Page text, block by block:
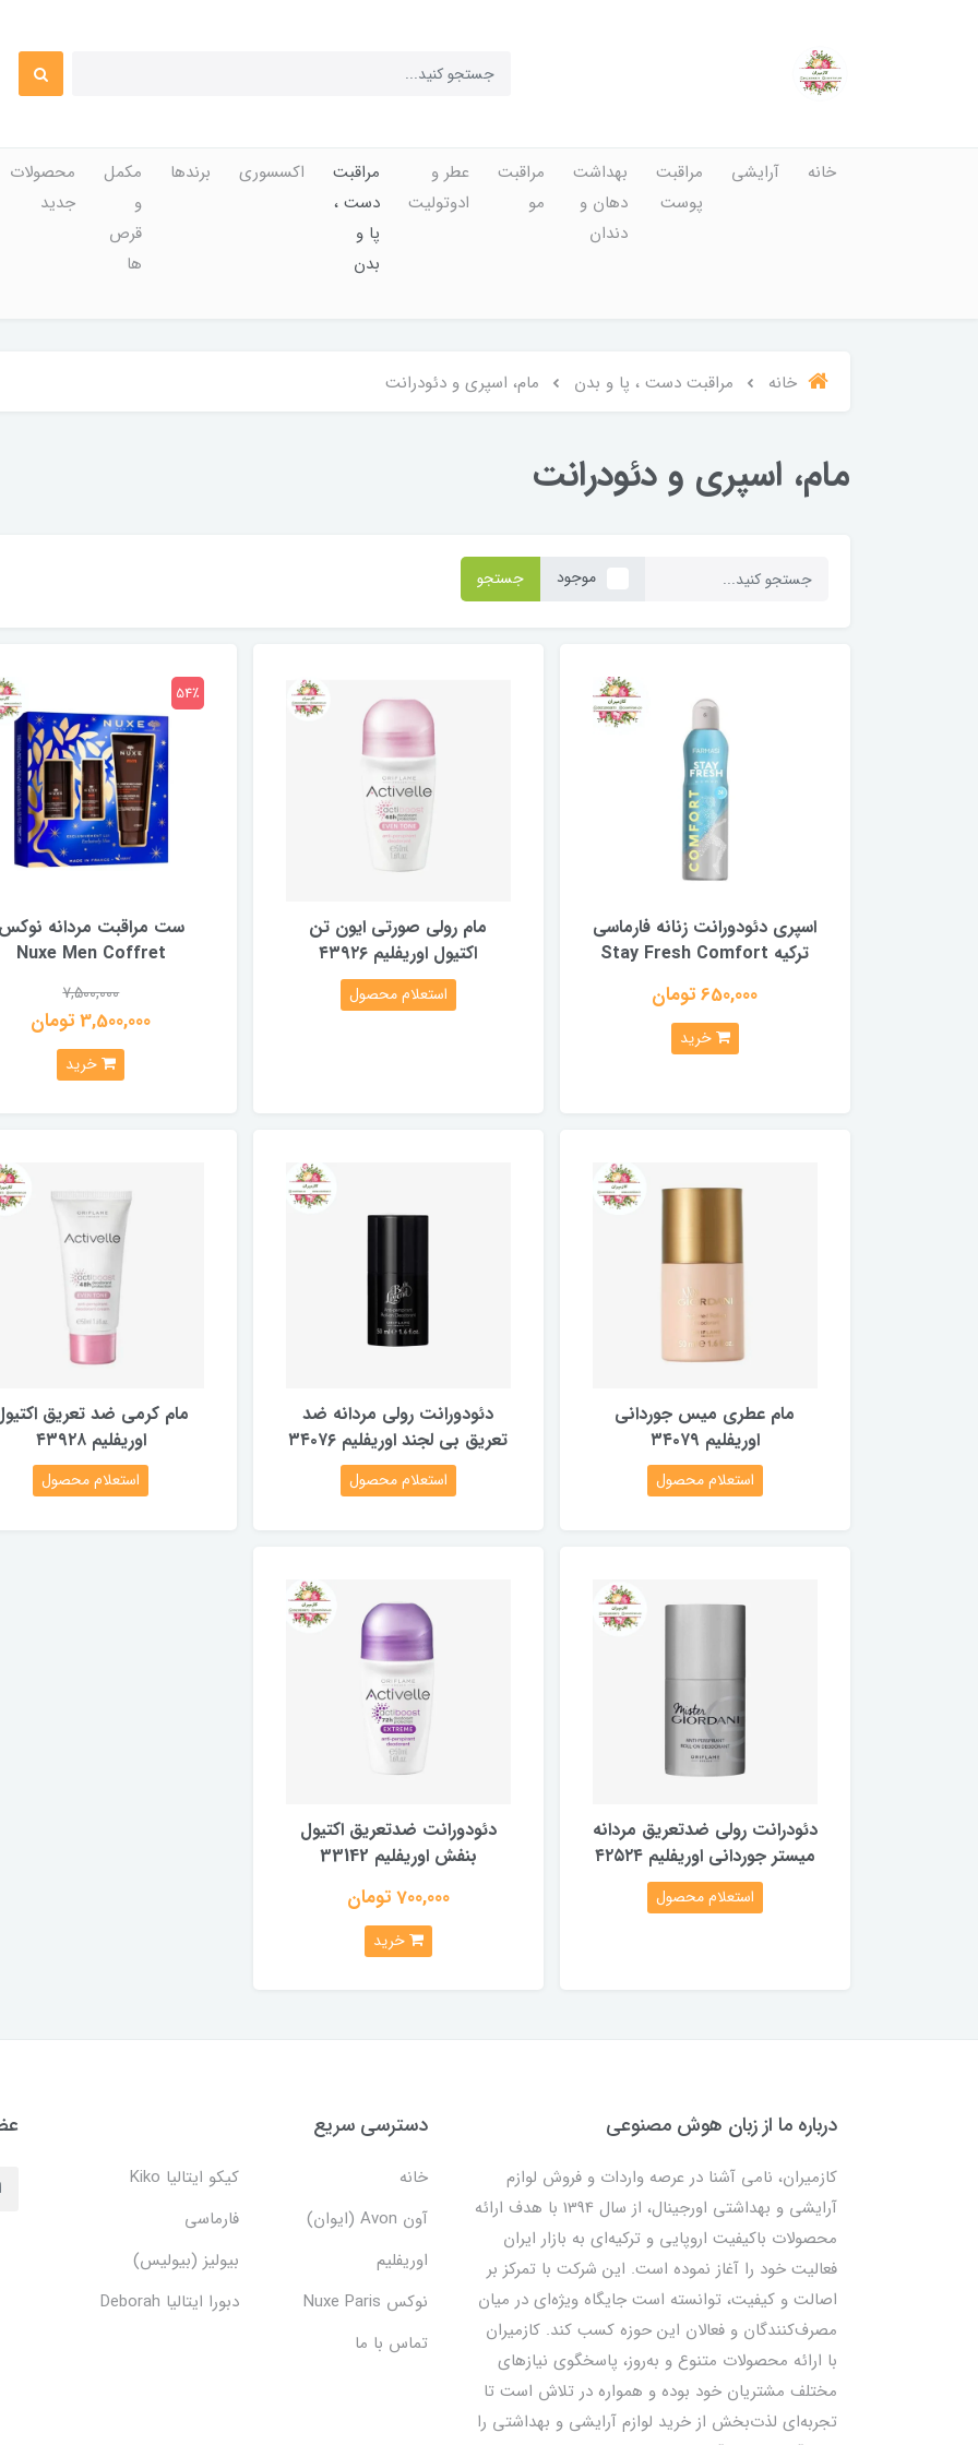
خانه آرایشی
مراقبت
پوست
بهداشت
دهان و
دندان
مراقبت
مو
عطر و
ادوتولیت
مراقبت
دست ،
پا و
بدن
اکسسوری برندها
مکمل
و
قرص
ها
محصولات
جدید
خانه مراقبت دست ، پا و بدن مام، اسپری و دئودرانت
مام، اسپری و دئودرانت
موجود جستجو
اسپری دئودورانت زنانه فارماسی
ترکیه Stay Fresh Comfort
650,000 تومان
خرید
مام رولی صورتی ایون تن
اکتیول اوریفلیم ۴۳۹۲۶
استعلام محصول
ست مراقبت مردانه نوکس
Nuxe Men Coffret
7,500,000
3,500,000 تومان
54٪
خرید
مام عطری میس جوردانی
اوریفلیم ۳۴۰۷۹
استعلام محصول
دئودورانت رولی مردانه ضد
تعریق بی لجند اوریفلیم ۳۴۰۷۶
استعلام محصول
مام کرمی ضد تعریق
اوریفلیم ۴۳۹۲۸
استعلام محصول
دئودرانت رولی ضدتعریق مردانه
میستر جوردانی اوریفلیم ۴۲۵۲۴
استعلام محصول
دئودورانت ضدتعریق اکتیول
بنفش اوریفلیم 33142
700,000 تومان
خرید
درباره ما از زبان هوش مصنوعی
کازمیران، نامی آشنا در عرصه واردات و فروش لوازم
آرایشی و بهداشتی اورجینال، از سال 1394 با هدف ارائه
محصولات باکیفیت اروپایی و ترکیه‌ای به بازار ایران
فعالیت خود را آغاز نموده است. این شرکت با تمرکز بر
اصالت و کیفیت، توانسته است جایگاه ویژه‌ای در میان
مصرف‌کنندگان و فعالان این حوزه کسب کند. کازمیران
با ارائه محصولات متنوع و به‌روز، پاسخگوی نیازهای
مختلف مشتریان خود بوده و همواره در تلاش است تا
تجربه‌ای لذت‌بخش از خرید لوازم آرایشی و بهداشتی را
دسترسی سریع
خانه
کیکو ایتالیا Kiko
آون Avon (ایوان)
فارماسی
اوریفلیم
بیولیز (بیولیس)
نوکس Nuxe Paris
دبورا ایتالیا Deborah
تماس با ما